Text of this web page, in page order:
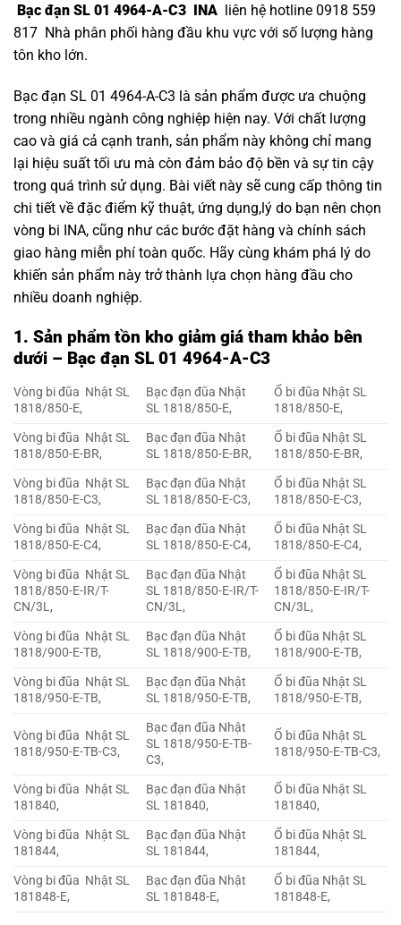
Bạc đạn SL 01 4964-A-C3 INA liên hệ hotline 0918 559
817 Nhà phân phối hàng đầu khu vực với số lượng hàng
tôn kho lớn.
Bạc đạn SL 01 4964-A-C3 là sản phẩm được ưa chuộng
trong nhiều ngành công nghiệp hiện nay. Với chất lượng
cao và giá cả cạnh tranh, sản phẩm này không chỉ mang
lại hiệu suất tối ưu mà còn đảm bảo độ bền và sự tin cậy
trong quá trình sử dụng. Bài viết này sẽ cung cấp thông tin
chi tiết về đặc điểm kỹ thuật, ứng dụng,lý do bạn nên chọn
vòng bi INA, cũng như các bước đặt hàng và chính sách
giao hàng miễn phí toàn quốc. Hãy cùng khám phá lý do
khiến sản phẩm này trở thành lựa chọn hàng đầu cho
nhiều doanh nghiệp.
1. Sản phẩm tồn kho giảm giá tham khảo bên
dưới – Bạc đạn SL 01 4964-A-C3
Vòng bi đũa Nhật SL
1818/850-E,
Bạc đạn đũa Nhật
SL 1818/850-E,
Ổ bi đũa Nhật SL
1818/850-E,
Vòng bi đũa Nhật SL
1818/850-E-BR,
Bạc đạn đũa Nhật
SL 1818/850-E-BR,
Ổ bi đũa Nhật SL
1818/850-E-BR,
Vòng bi đũa Nhật SL
1818/850-E-C3,
Bạc đạn đũa Nhật
SL 1818/850-E-C3,
Ổ bi đũa Nhật SL
1818/850-E-C3,
Vòng bi đũa Nhật SL
1818/850-E-C4,
Bạc đạn đũa Nhật
SL 1818/850-E-C4,
Ổ bi đũa Nhật SL
1818/850-E-C4,
Vòng bi đũa Nhật SL
1818/850-E-IR/T-
CN/3L,
Bạc đạn đũa Nhật
SL 1818/850-E-IR/T-
CN/3L,
Ổ bi đũa Nhật SL
1818/850-E-IR/T-
CN/3L,
Vòng bi đũa Nhật SL
1818/900-E-TB,
Bạc đạn đũa Nhật
SL 1818/900-E-TB,
Ổ bi đũa Nhật SL
1818/900-E-TB,
Vòng bi đũa Nhật SL
1818/950-E-TB,
Bạc đạn đũa Nhật
SL 1818/950-E-TB,
Ổ bi đũa Nhật SL
1818/950-E-TB,
Vòng bi đũa Nhật SL
1818/950-E-TB-C3,
Bạc đạn đũa Nhật
SL 1818/950-E-TB-
C3,
Ổ bi đũa Nhật SL
1818/950-E-TB-C3,
Vòng bi đũa Nhật SL
181840,
Bạc đạn đũa Nhật
SL 181840,
Ổ bi đũa Nhật SL
181840,
Vòng bi đũa Nhật SL
181844,
Bạc đạn đũa Nhật
SL 181844,
Ổ bi đũa Nhật SL
181844,
Vòng bi đũa Nhật SL
181848-E,
Bạc đạn đũa Nhật
SL 181848-E,
Ổ bi đũa Nhật SL
181848-E,